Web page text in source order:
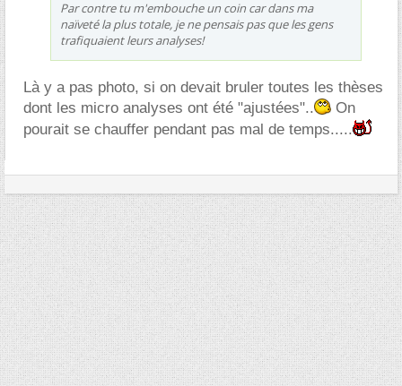
Par contre tu m'embouche un coin car dans ma
naïveté la plus totale, je ne pensais pas que les gens
trafiquaient leurs analyses!
Là y a pas photo, si on devait bruler toutes les thèses
dont les micro analyses ont été "ajustées"..
On
pourait se chauffer pendant pas mal de temps.....